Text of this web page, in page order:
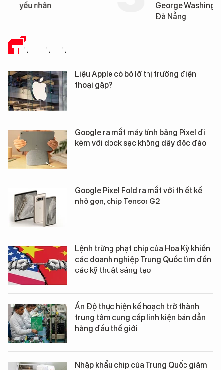
yếu nhân
George Washington
Đà Nẵng
TIN CÔNG NGHỆ
Liệu Apple có bỏ lỡ thị trường điện
thoại gập?
Google ra mắt máy tính bảng Pixel đi
kèm với dock sạc không dây độc đáo
Google Pixel Fold ra mắt với thiết kế
nhỏ gọn, chip Tensor G2
Lệnh trừng phạt chip của Hoa Kỳ khiến
các doanh nghiệp Trung Quốc tìm đến
các kỹ thuật sáng tạo
Ấn Độ thực hiện kế hoạch trở thành
trung tâm cung cấp linh kiện bán dẫn
hàng đầu thế giới
Nhập khẩu chip của Trung Quốc giảm